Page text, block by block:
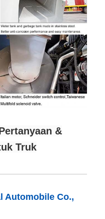
&
Truk
Automobile Co.,